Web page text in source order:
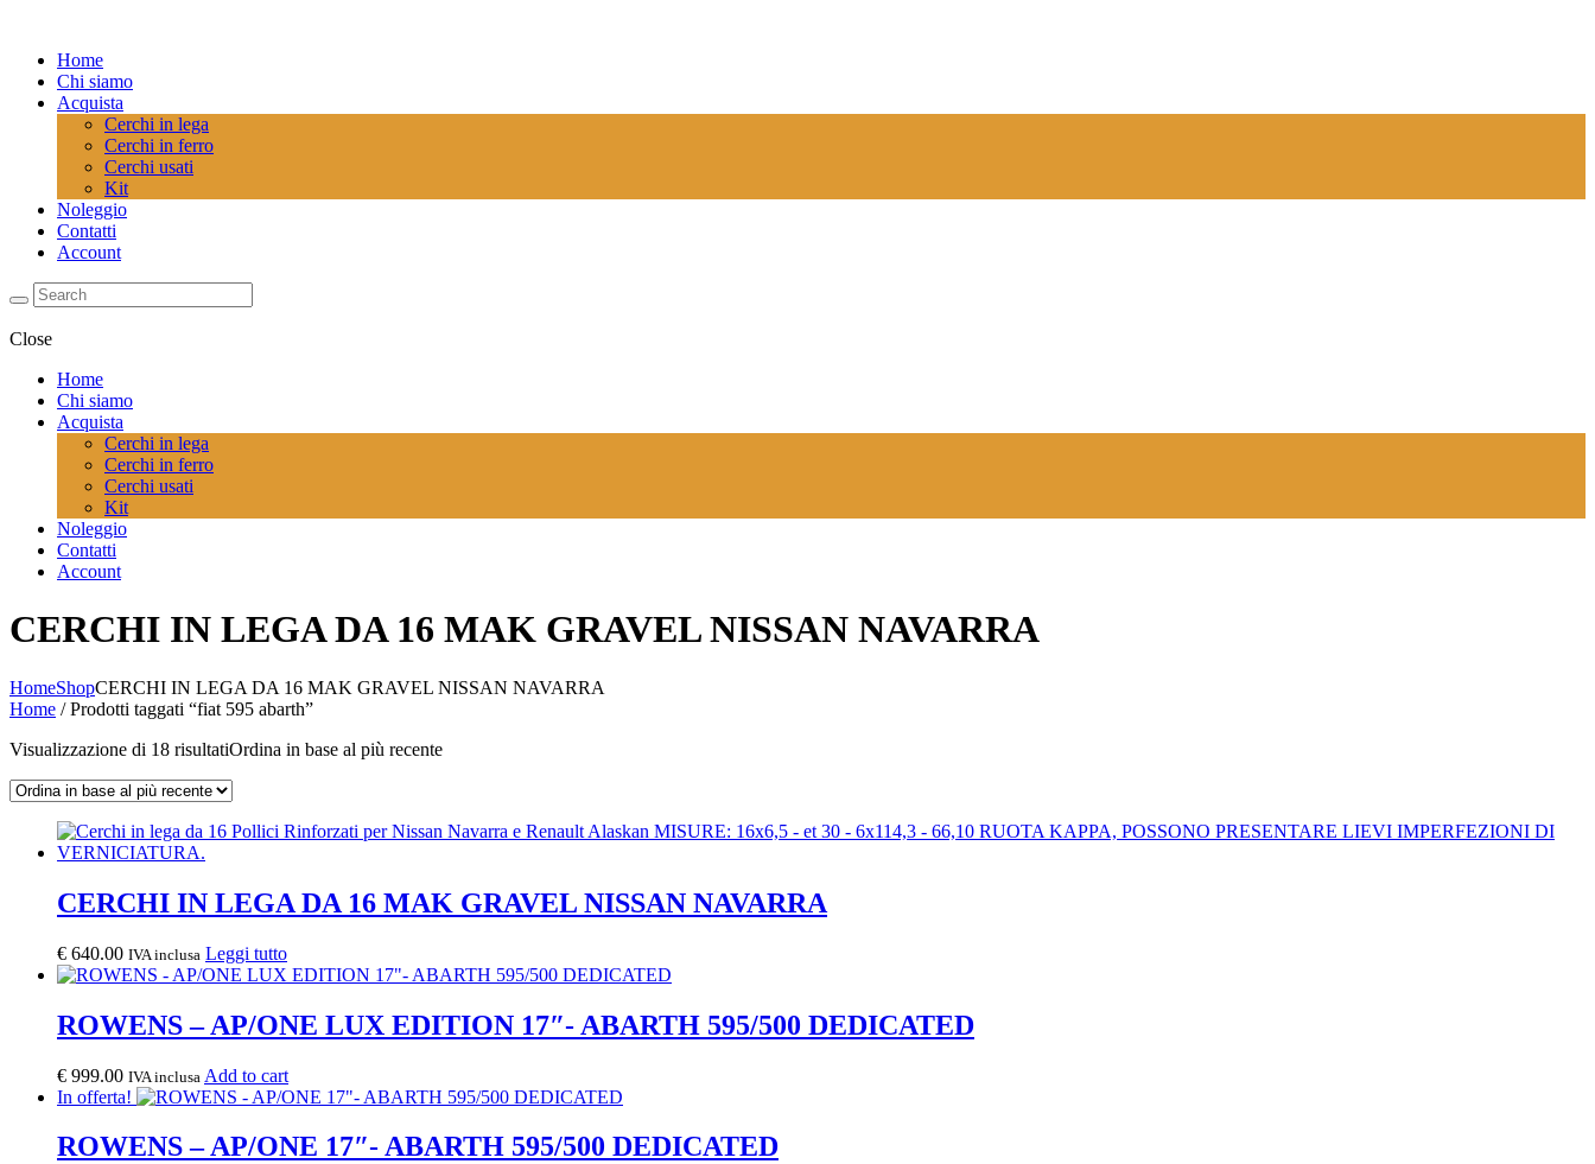
Home
Chi siamo
Acquista
Cerchi in lega
Cerchi in ferro
Cerchi usati
Kit
Noleggio
Contatti
Account
Close
Home
Chi siamo
Acquista
Cerchi in lega
Cerchi in ferro
Cerchi usati
Kit
Noleggio
Contatti
Account
CERCHI IN LEGA DA 16 MAK GRAVEL NISSAN NAVARRA
HomeShopCERCHI IN LEGA DA 16 MAK GRAVEL NISSAN NAVARRA
Home / Prodotti taggati “fiat 595 abarth”
Visualizzazione di 18 risultatiOrdina in base al più recente
CERCHI IN LEGA DA 16 MAK GRAVEL NISSAN NAVARRA
€ 640.00 IVA inclusa Leggi tutto
ROWENS – AP/ONE LUX EDITION 17″- ABARTH 595/500 DEDICATED
€ 999.00 IVA inclusa Add to cart
In offerta!
ROWENS – AP/ONE 17″- ABARTH 595/500 DEDICATED